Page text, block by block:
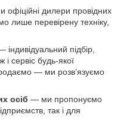
офіційні дилери провідних
лише перевірену техніку,
індивідуальний підбір,
і сервіс будь-якої
— ми розв’язуємо
осіб — ми пропонуємо
так і для